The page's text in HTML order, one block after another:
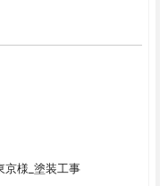
京様_塗装工事